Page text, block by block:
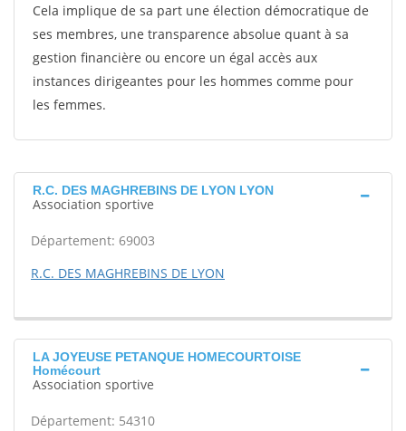
Cela implique de sa part une élection démocratique de
ses membres, une transparence absolue quant à sa
gestion financière ou encore un égal accès aux
instances dirigeantes pour les hommes comme pour
les femmes.
R.C. DES MAGHREBINS DE LYON LYON
Association sportive
Département: 69003
R.C. DES MAGHREBINS DE LYON
LA JOYEUSE PETANQUE HOMECOURTOISE
Homécourt
Association sportive
Département: 54310